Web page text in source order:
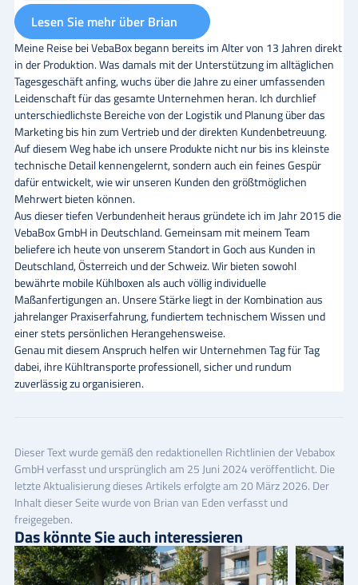
Lesen Sie mehr über Brian
Meine Reise bei VebaBox begann bereits im Alter von 13 Jahren direkt
in der Produktion. Was damals mit der Unterstützung im alltäglichen
Tagesgeschäft anfing, wuchs über die Jahre zu einer umfassenden
Leidenschaft für das gesamte Unternehmen heran. Ich durchlief
unterschiedlichste Bereiche von der Logistik und Planung über das
Marketing bis hin zum Vertrieb und der direkten Kundenbetreuung.
Auf diesem Weg habe ich unsere Produkte nicht nur bis ins kleinste
technische Detail kennengelernt, sondern auch ein feines Gespür
dafür entwickelt, wie wir unseren Kunden den größtmöglichen
Mehrwert bieten können.
Aus dieser tiefen Verbundenheit heraus gründete ich im Jahr 2015 die
VebaBox GmbH in Deutschland. Gemeinsam mit meinem Team
beliefere ich heute von unserem Standort in Goch aus Kunden in
Deutschland, Österreich und der Schweiz. Wir bieten sowohl
bewährte mobile Kühlboxen als auch völlig individuelle
Maßanfertigungen an. Unsere Stärke liegt in der Kombination aus
jahrelanger Praxiserfahrung, fundiertem technischem Wissen und
einer stets persönlichen Herangehensweise.
Genau mit diesem Anspruch helfen wir Unternehmen Tag für Tag
dabei, ihre Kühltransporte professionell, sicher und rundum
zuverlässig zu organisieren.
Dieser Text wurde gemäß den redaktionellen Richtliniender Vebabox
GmbH verfasst und ursprünglich am 25 Juni 2024 veröffentlicht. Die
letzte Aktualisierung dieses Artikels erfolgte am 20 März 2026. Der
Inhalt dieser Seite wurde von Brian van Edenverfasst und
freigegeben.
Das könnte Sie auch interessieren